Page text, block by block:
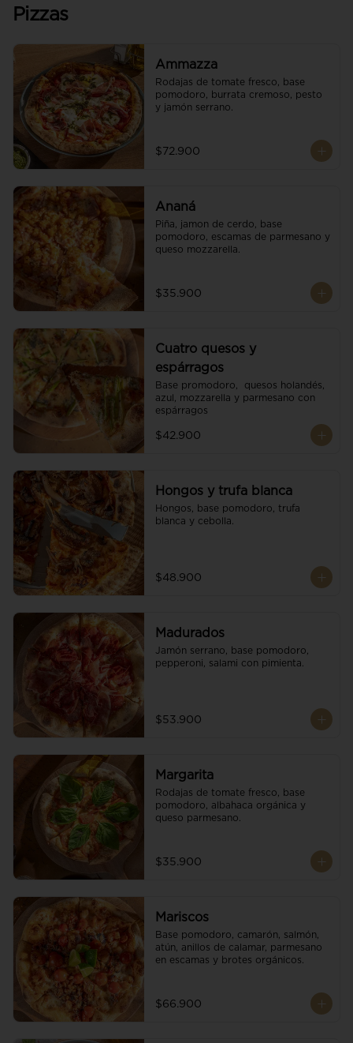
Pizzas
Ammazza
Rodajas de tomate fresco, base
pomodoro, burrata cremoso, pesto
y jamón serrano.
$72.900
Ananá
Piña, jamon de cerdo, base
pomodoro, escamas de parmesano y
queso mozzarella.
$35.900
Cuatro quesos y
espárragos
Base promodoro,  quesos holandés,
azul, mozzarella y parmesano con
espárragos
$42.900
Hongos y trufa blanca
Hongos, base pomodoro, trufa
blanca y cebolla.
$48.900
Madurados
Jamón serrano, base pomodoro,
pepperoni, salami con pimienta.
$53.900
Margarita
Rodajas de tomate fresco, base
pomodoro, albahaca orgánica y
queso parmesano.
$35.900
Mariscos
Base pomodoro, camarón, salmón,
atún, anillos de calamar, parmesano
en escamas y brotes orgánicos.
$66.900